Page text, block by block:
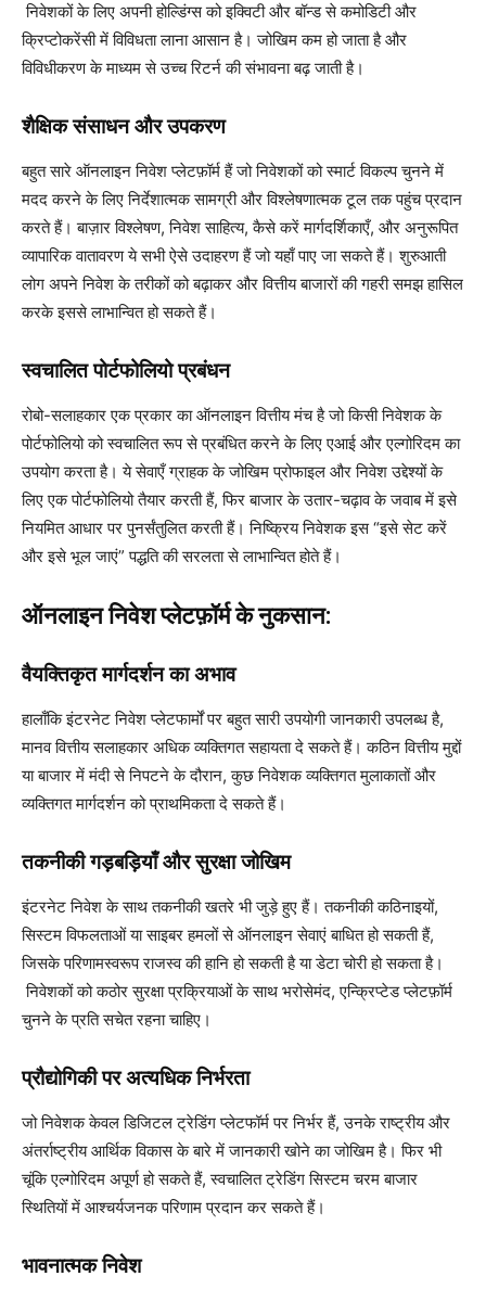
निवेशकों के लिए अपनी होल्डिंग्स को इक्विटी और बॉन्ड से कमोडिटी और
क्रिप्टोकरेंसी में विविधता लाना आसान है। जोखिम कम हो जाता है और
विविधीकरण के माध्यम से उच्च रिटर्न की संभावना बढ़ जाती है।
शैक्षिक संसाधन और उपकरण
बहुत सारे ऑनलाइन निवेश प्लेटफ़ॉर्म हैं जो निवेशकों को स्मार्ट विकल्प चुनने में
मदद करने के लिए निर्देशात्मक सामग्री और विश्लेषणात्मक टूल तक पहुंच प्रदान
करते हैं। बाज़ार विश्लेषण, निवेश साहित्य, कैसे करें मार्गदर्शिकाएँ, और अनुरूपित
व्यापारिक वातावरण ये सभी ऐसे उदाहरण हैं जो यहाँ पाए जा सकते हैं। शुरुआती
लोग अपने निवेश के तरीकों को बढ़ाकर और वित्तीय बाजारों की गहरी समझ हासिल
करके इससे लाभान्वित हो सकते हैं।
स्वचालित पोर्टफोलियो प्रबंधन
रोबो-सलाहकार एक प्रकार का ऑनलाइन वित्तीय मंच है जो किसी निवेशक के
पोर्टफोलियो को स्वचालित रूप से प्रबंधित करने के लिए एआई और एल्गोरिदम का
उपयोग करता है। ये सेवाएँ ग्राहक के जोखिम प्रोफाइल और निवेश उद्देश्यों के
लिए एक पोर्टफोलियो तैयार करती हैं, फिर बाजार के उतार-चढ़ाव के जवाब में इसे
नियमित आधार पर पुनर्संतुलित करती हैं। निष्क्रिय निवेशक इस “इसे सेट करें
और इसे भूल जाएं” पद्धति की सरलता से लाभान्वित होते हैं।
ऑनलाइन निवेश प्लेटफ़ॉर्म के नुकसान:
वैयक्तिकृत मार्गदर्शन का अभाव
हालाँकि इंटरनेट निवेश प्लेटफार्मों पर बहुत सारी उपयोगी जानकारी उपलब्ध है,
मानव वित्तीय सलाहकार अधिक व्यक्तिगत सहायता दे सकते हैं। कठिन वित्तीय मुद्दों
या बाजार में मंदी से निपटने के दौरान, कुछ निवेशक व्यक्तिगत मुलाकातों और
व्यक्तिगत मार्गदर्शन को प्राथमिकता दे सकते हैं।
तकनीकी गड़बड़ियाँ और सुरक्षा जोखिम
इंटरनेट निवेश के साथ तकनीकी खतरे भी जुड़े हुए हैं। तकनीकी कठिनाइयों,
सिस्टम विफलताओं या साइबर हमलों से ऑनलाइन सेवाएं बाधित हो सकती हैं,
जिसके परिणामस्वरूप राजस्व की हानि हो सकती है या डेटा चोरी हो सकता है।
निवेशकों को कठोर सुरक्षा प्रक्रियाओं के साथ भरोसेमंद, एन्क्रिप्टेड प्लेटफ़ॉर्म
चुनने के प्रति सचेत रहना चाहिए।
प्रौद्योगिकी पर अत्यधिक निर्भरता
जो निवेशक केवल डिजिटल ट्रेडिंग प्लेटफॉर्म पर निर्भर हैं, उनके राष्ट्रीय और
अंतर्राष्ट्रीय आर्थिक विकास के बारे में जानकारी खोने का जोखिम है। फिर भी
चूंकि एल्गोरिदम अपूर्ण हो सकते हैं, स्वचालित ट्रेडिंग सिस्टम चरम बाजार
स्थितियों में आश्चर्यजनक परिणाम प्रदान कर सकते हैं।
भावनात्मक निवेश